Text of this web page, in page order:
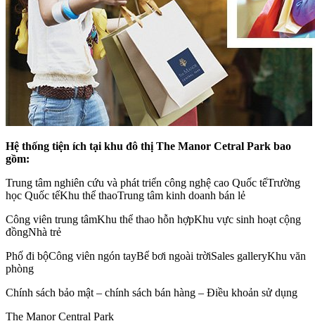
Hệ thống tiện ích tại khu đô thị The Manor Cetral Park bao
gồm:
Trung tâm nghiên cứu và phát triển công nghệ cao Quốc tếTrường
học Quốc tếKhu thể thaoTrung tâm kinh doanh bán lẻ
Công viên trung tâmKhu thể thao hỗn hợpKhu vực sinh hoạt cộng
đồngNhà trẻ
Phố đi bộCông viên ngón tayBể bơi ngoài trờiSales galleryKhu văn
phòng
Chính sách bảo mật – chính sách bán hàng – Điều khoản sử dụng
The Manor Central Park